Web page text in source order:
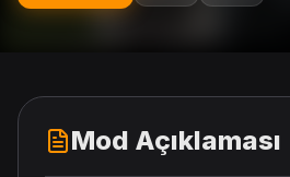
Mod Açıklaması